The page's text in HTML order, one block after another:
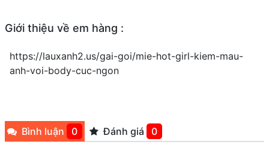
Giới thiệu về em hàng :
https://lauxanh2.us/gai-goi/mie-hot-girl-kiem-mau-
anh-voi-body-cuc-ngon
Bình luận 0 Đánh giá 0